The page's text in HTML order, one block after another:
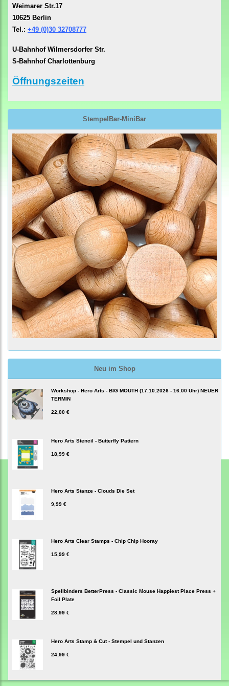
Weimarer Str.17
10625 Berlin
Tel.: +49 (0)30 32708777
U-Bahnhof Wilmersdorfer Str.
S-Bahnhof Charlottenburg
Öffnungszeiten
StempelBar-MiniBar
Neu im Shop
Workshop - Hero Arts - BIG MOUTH (17.10.2026 - 16.00 Uhr) NEUER
TERMIN
22,00 €
Hero Arts Stencil - Butterfly Pattern
18,99 €
Hero Arts Stanze - Clouds Die Set
9,99 €
Hero Arts Clear Stamps - Chip Chip Hooray
15,99 €
Spellbinders BetterPress - Classic Mouse Happiest Place Press +
Foil Plate
28,99 €
Hero Arts Stamp & Cut - Stempel und Stanzen
24,99 €